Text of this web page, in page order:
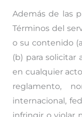
Además de las
Términos del
o su contenido
(b) para solicitar
en cualquier
reglamento,
internacional,